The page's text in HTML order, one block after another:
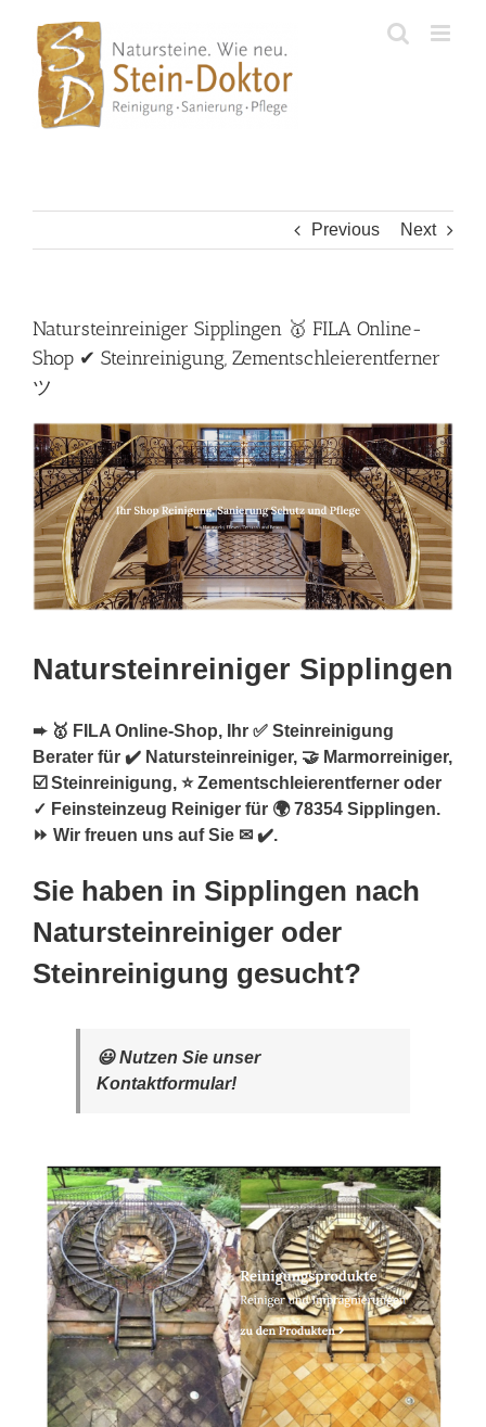
content
Previous Next
Natursteinreiniger Sipplingen 🥇 FILA Online-
Shop ✔ Steinreinigung, Zementschleierentferner
ツ
Natursteinreiniger Sipplingen
➨ 🥇 FILA Online-Shop, Ihr ✅ Steinreinigung
Berater für ✔️ Natursteinreiniger, 🤝 Marmorreiniger,
☑️ Steinreinigung, ⭐ Zementschleierentferner oder
✓ Feinsteinzeug Reiniger für 🌍 78354 Sipplingen.
⏩ Wir freuen uns auf Sie ✉ ✔️.
Sie haben in Sipplingen nach
Natursteinreiniger oder
Steinreinigung gesucht?
😃 Nutzen Sie unser
Kontaktformular!